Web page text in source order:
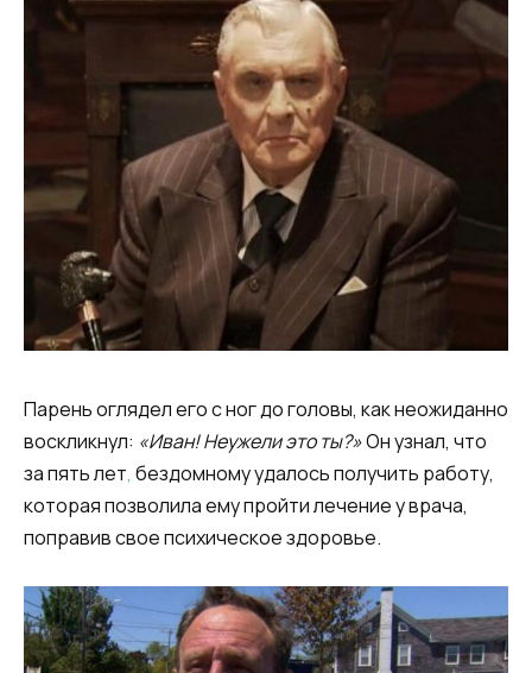
Парень оглядел его с ног до головы, как неожиданно
воскликнул: «Иван! Неужели это ты?»Он узнал, что
за пять лет, бездомному удалось получить работу,
которая позволила ему пройти лечение у врача,
поправив свое психическое здоровье.